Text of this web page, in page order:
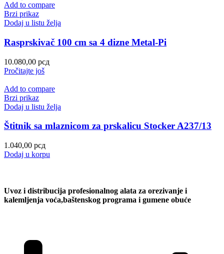
Add to compare
Brzi prikaz
Dodaj u listu želja
Rasprskivač 100 cm sa 4 dizne Metal-Pi
10.080,00 рсд
Pročitajte još
Add to compare
Brzi prikaz
Dodaj u listu želja
Štitnik sa mlaznicom za prskalicu Stocker A237/13
1.040,00 рсд
Dodaj u korpu
Uvoz i distribucija profesionalnog alata za orezivanje i
kalemljenja voća,baštenskog programa i gumene obuće